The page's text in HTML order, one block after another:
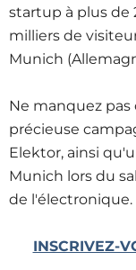
startup à plus de
milliers de
Munich
Ne manquez
précieuse
Elektor, ainsi
Munich lors du
de l'électronique.
INSCRIVEZ-